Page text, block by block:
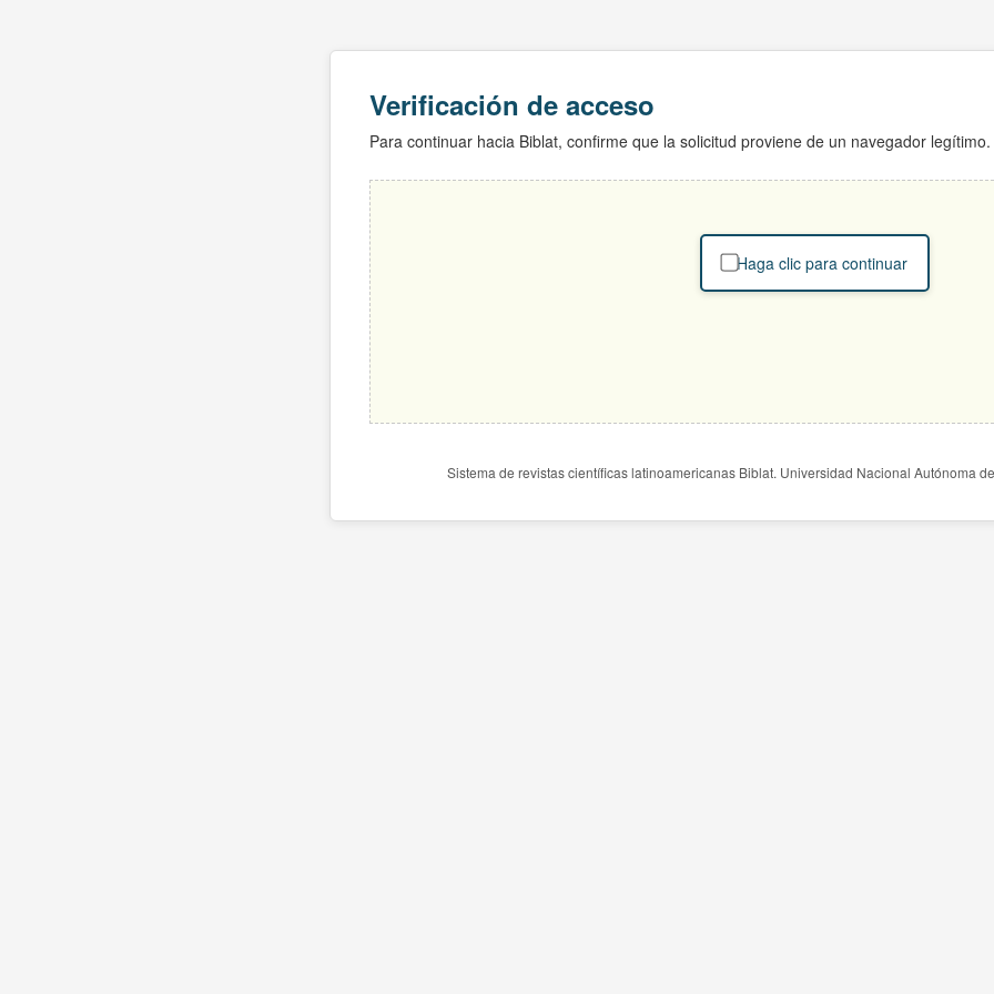
Verificación de acceso
Para continuar hacia Biblat, confirme que la solicitud proviene de un navegador legítimo.
Haga clic para continuar
Sistema de revistas científicas latinoamericanas Biblat. Universidad Nacional Autónoma